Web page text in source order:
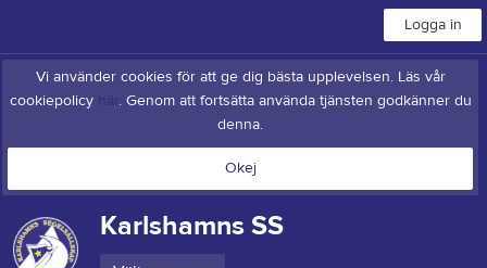
Logga in
Vi använder cookies för att ge dig bästa upplevelsen. Läs vår
cookiepolicy
. Genom att fortsätta använda tjänsten godkänner du
denna.
Okej
Karlshamns SS